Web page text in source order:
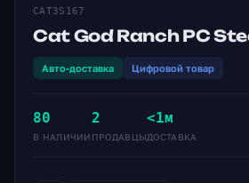
CAT3S167
Cat God Ranch PC
Авто-доставка Цифровой товар
80
В НАЛИЧИИ
2
ПРОДАВЦЫ
<1м
ДОСТАВКА